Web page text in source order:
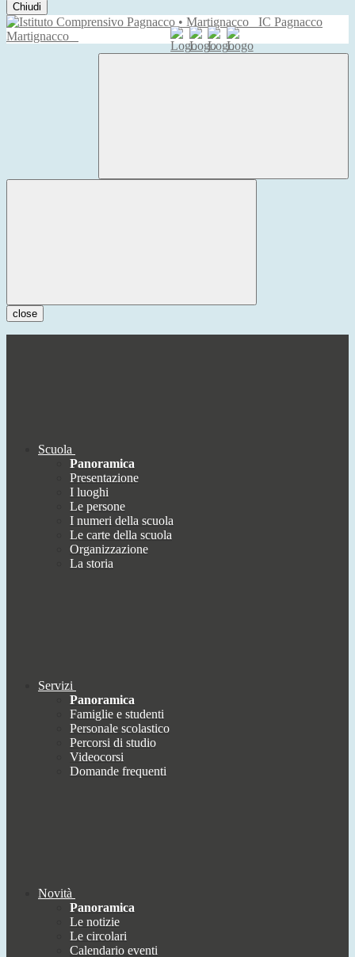
Chiudi
IC Pagnacco
Martignacco
close
Scuola
Panoramica
Presentazione
I luoghi
Le persone
I numeri della scuola
Le carte della scuola
Organizzazione
La storia
Servizi
Panoramica
Famiglie e studenti
Personale scolastico
Percorsi di studio
Videocorsi
Domande frequenti
Novità
Panoramica
Le notizie
Le circolari
Calendario eventi